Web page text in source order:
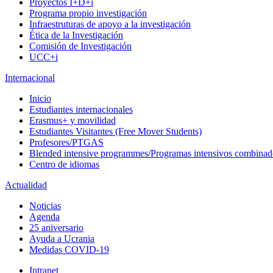
Proyectos I+D+i
Programa propio investigación
Infraestruturas de apoyo a la investigación
Ética de la Investigación
Comisión de Investigación
UCC+i
Internacional
Inicio
Estudiantes internacionales
Erasmus+ y movilidad
Estudiantes Visitantes (Free Mover Students)
Profesores/PTGAS
Blended intensive programmes/Programas intensivos
Centro de idiomas
Actualidad
Noticias
Agenda
25 aniversario
Ayuda a Ucrania
Medidas COVID-19
Intranet